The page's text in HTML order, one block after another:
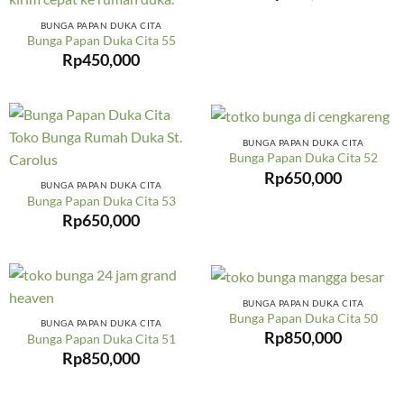
BUNGA PAPAN DUKA CITA
Bunga Papan Duka Cita 55
Rp450,000
BUNGA PAPAN DUKA CITA
Bunga Papan Duka Cita 53
Rp650,000
BUNGA PAPAN DUKA CITA
Bunga Papan Duka Cita 52
Rp650,000
BUNGA PAPAN DUKA CITA
Bunga Papan Duka Cita 51
Rp850,000
BUNGA PAPAN DUKA CITA
Bunga Papan Duka Cita 50
Rp850,000